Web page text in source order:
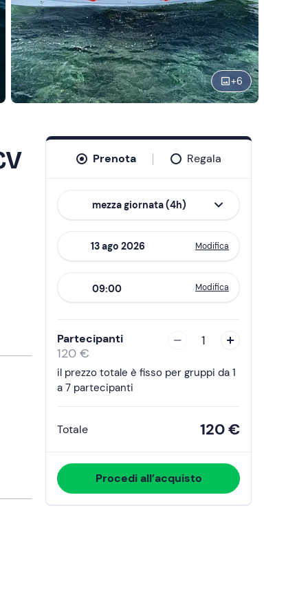
+6
Prenota Regala
mezza giornata (4h)
forward
to
interact
with
the
calendar
and
date.
Press
the
question
Modifica
09:00 Modifica
Partecipanti
120 €
1
il prezzo totale è fisso per gruppi da 1
a 7 partecipanti
Totale 120 €
Procedi all’acquisto